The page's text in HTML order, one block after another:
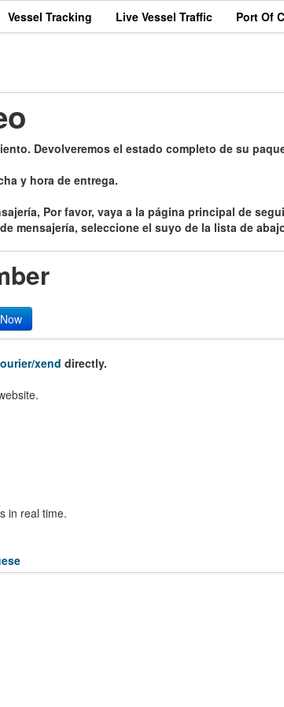
Vessel Tracking Live Vessel Traffic Port Of
Devolveremos el estado completo de su
y hora de entrega.
Por favor, vaya a la página principal de
mensajería, seleccione el suyo de la lista de
xend directly.
in real time.